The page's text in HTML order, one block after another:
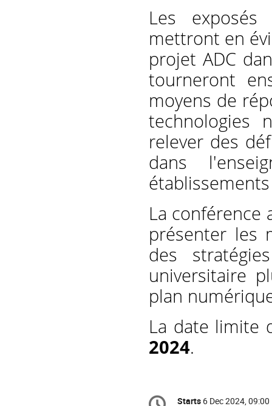
Les
mettront en
projet ADC
tourneront
moyens de
technologies
relever des
dans
La
présenter les
des
universitaire
plan
La date limite
2024.
Conference
Starts 6 Dec 2024, 09:00